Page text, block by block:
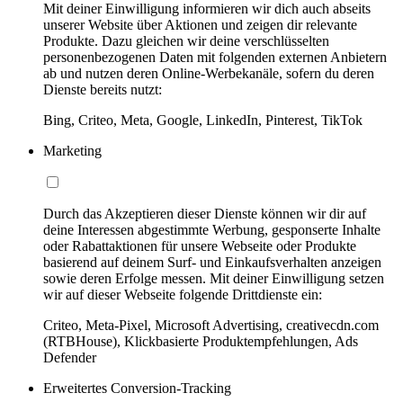
Mit deiner Einwilligung informieren wir dich auch abseits
unserer Website über Aktionen und zeigen dir relevante
Produkte. Dazu gleichen wir deine verschlüsselten
personenbezogenen Daten mit folgenden externen Anbietern
ab und nutzen deren Online-Werbekanäle, sofern du deren
Dienste bereits nutzt:
Bing, Criteo, Meta, Google, LinkedIn, Pinterest, TikTok
Marketing
Durch das Akzeptieren dieser Dienste können wir dir auf
deine Interessen abgestimmte Werbung, gesponserte Inhalte
oder Rabattaktionen für unsere Webseite oder Produkte
basierend auf deinem Surf- und Einkaufsverhalten anzeigen
sowie deren Erfolge messen. Mit deiner Einwilligung setzen
wir auf dieser Webseite folgende Drittdienste ein:
Criteo, Meta-Pixel, Microsoft Advertising, creativecdn.com
(RTBHouse), Klickbasierte Produktempfehlungen, Ads
Defender
Erweitertes Conversion-Tracking